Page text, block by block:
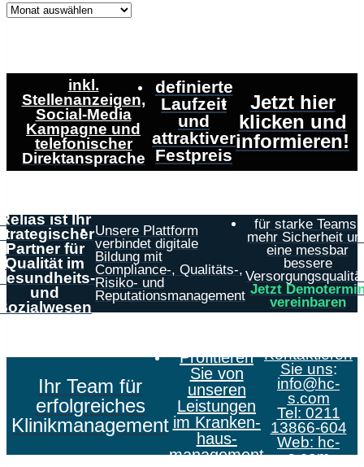
inkl.
Stellenanzeigen,
Social-Media
Kampagne und
telefonischer
Direktansprache
definierte
Laufzeit
und
attraktiver
Festpreis
Jetzt hier
klicken und
informieren!
ist Ihr
Partner für
Qualität im
und
Unsere Plattform
verbindet digitale
Bildung mit
Compliance-, Qualitäts-,
Risiko- und
Reputationsmanagement
für starke Teams,
mehr Sicherheit
eine messbar
bessere
Jetzt
vereinbaren
Ihr Team für
erfolgreiches
Klinikmanagement
Profitieren
Sie von
unseren
Leistungen
im Kranken­
haus­
management
Kontaktieren
Sie uns:
info@hc-
s.com
Tel: 0211
13866-604
Web: hc-
s.com